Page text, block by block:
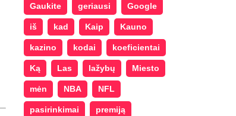
Gaukite geriausi Google
iš kad Kaip Kauno
kazino kodai koeficientai
Ką Las lažybų Miesto
mėn NBA NFL
pasirinkimai premiją